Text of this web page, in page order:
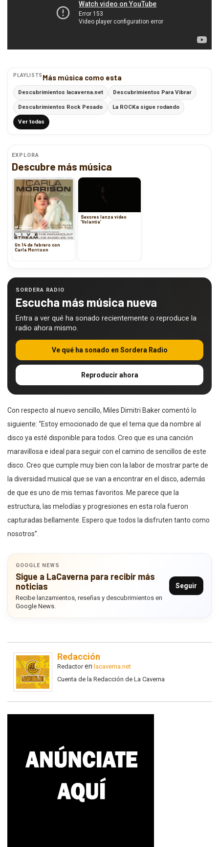
PLAYLISTS Más música como esta
Descubrimientos lacaverna.net Descubrimientos Para Vibrar
Descubrimientos Rock Pesado La ROCKa sigue rodando
Ver todas
EXPLORA
Descubre más música
Un 14 de febrero con
Carla Morrison
Sexores lanza video
‘Volantia’
SORDERA RADIO
Escucha más música nueva
Entra a ver qué ha sonado recientemente o reproduce la
radio ahora mismo.
Ve qué ha sonado en Sordera Radio
Reproducir ahora
Con respecto al nuevo sencillo, Miles Dimitri Baker comentó lo
siguiente: “Estoy emocionado de que el tema que da nombre al
disco ya esté disponible para todos. Creo que es una canción
maravillosa e ideal para seguir con el camino de sencillos de este
disco. Creo que cumple muy bien con la labor de mostrar parte de
la diversidad musical que se van a encontrar en el disco, además
de que es uno de mis temas favoritos. Me parece que la
estructura, las melodías y progresiones en esta rola fueron
capturadas bellamente. Espero que todos la disfruten tanto como
nosotros”.
GOOGLE NEWS
Sigue a LaCaverna para recibir más
noticias
Recibe lanzamientos, reseñas y descubrimientos en
Google News.
Seguir
Redacción
Redactoren lacaverna.net
Cuenta de la Redacción de La Caverna